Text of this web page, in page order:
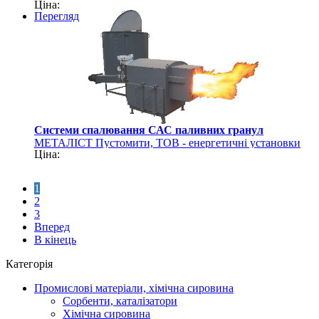
рукавів та шлангів
Ціна:
Перегляд
Системи спалювання САС паливних гранул
МЕТАЛІСТ Пустомити, ТОВ - енергетичні установки
Ціна:
1
2
3
Вперед
В кінець
Категорія
Промислові матеріали, хімічна сировина
Сорбенти, каталізатори
Хімічна сировина